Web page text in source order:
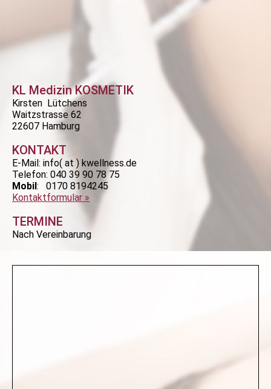
KL Medizin KOSMETIK
Kirsten Lütchens
Waitzstrasse 62
22607 Hamburg
KONTAKT
E-Mail: info( at ) kwellness.de
Telefon: 040 39 90 78 75
Mobil : 0170 8194245
Kontaktformular »
TERMINE
Nach Vereinbarung